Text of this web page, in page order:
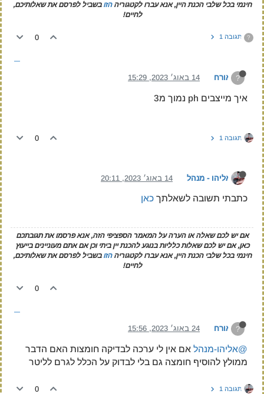
חינמי בכל שלבי הכנת היין, אנא עברו לקטגוריההזו בשביל לפרסם את שאלותיכם,
לחיים!
? תגובה 1 0
? אורח 14 באוג׳ 2023, 15:29
איך מייצבים ph נמוך מ3
תגובה 1 0
אליהו - מנהל 14 באוג׳ 2023, 20:11
כתבתי תשובה לשאלתך כאן
אם יש לכם שאלה או הערה על המאמר הספציפי הזה, אנא פרסמו את תגובתכם
כאן, אם יש לכם שאלות כלליות בנוגע להכנת יין ביתי וכן אם אתם מעוניינים בייעוץ
חינמי בכל שלבי הכנת היין, אנא עברו לקטגוריההזו בשביל לפרסם את שאלותיכם,
לחיים!
0
? אורח 24 באוג׳ 2023, 15:56
@אליהו-מנהל אם אין לי ערכה לבדיקה חומצות האם הדבר
ממולץ להוסיף חומצה גם בלי לבדוק על הכלל לגרם לליטר
תגובה 1 0